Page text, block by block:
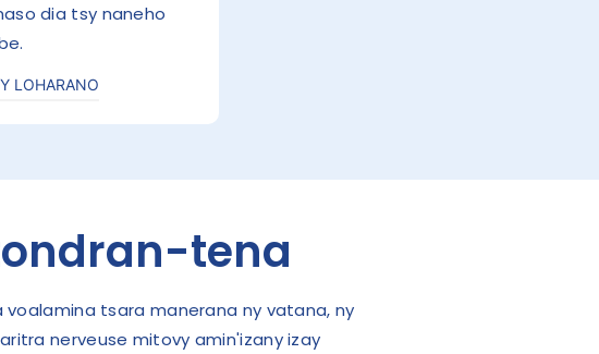
dia tsy naneho
LOHARANO
tena
tsara manerana ny vatana, ny
nerveuse mitovy amin'izany izay